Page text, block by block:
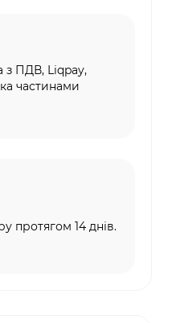
з ПДВ, Liqpay,
частинами
протягом 14 днів.